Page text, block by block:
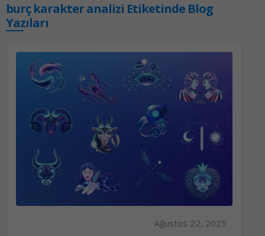
burç karakter analizi Etiketinde Blog
Yazıları
Ağustos 22, 2025